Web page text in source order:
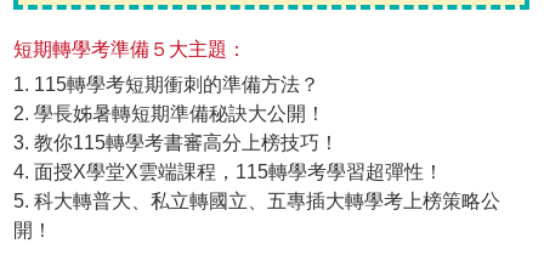
短期轉學考準備５大主題：
1. 115轉學考短期衝刺的準備方法？
2. 學長姊暑轉短期準備秘訣大公開！
3. 教你115轉學考書審高分上榜技巧！
4. 面授X學堂X雲端課程，115轉學考學習超彈性！
5. 科大轉普大、私立轉國立、五專插大轉學考上榜策略公
開！